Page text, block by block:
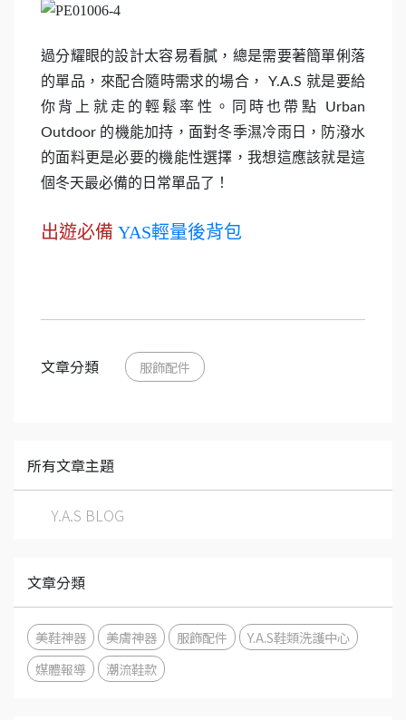
過分耀眼的設計太容易看膩，總是需要著簡單俐落
的單品，來配合隨時需求的場合， Y.A.S 就是要給
你背上就走的輕鬆率性。同時也帶點 Urban
Outdoor 的機能加持，面對冬季濕冷雨日，防潑水
的面料更是必要的機能性選擇，我想這應該就是這
個冬天最必備的日常單品了！
出遊必備 YAS輕量後背包
文章分類 服飾配件
所有文章主題
Y.A.S BLOG
文章分類
美鞋神器 美膚神器 服飾配件
Y.A.S鞋類洗護中心
媒體報導
潮流鞋款